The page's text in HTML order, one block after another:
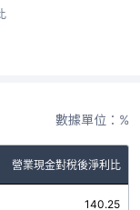
數據單位：%
營業現金對稅後淨利比
140.25